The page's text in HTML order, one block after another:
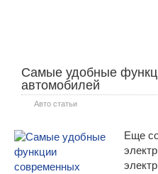
Самые удобные
автомобилей
Авто статьи
Еще